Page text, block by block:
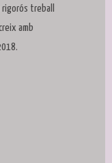
treball
amb